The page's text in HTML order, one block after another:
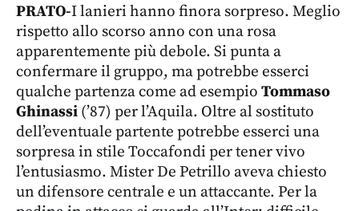
PRATO-I lanieri hanno finora sorpreso. Meglio
rispetto allo scorso anno con una rosa
apparentemente più debole. Si punta a
confermare il gruppo, ma potrebbe esserci
qualche partenza come ad esempio Tommaso
Ghinassi (’87) per l’Aquila. Oltre al sostituto
dell’eventuale partente potrebbe esserci una
sorpresa in stile Toccafondi per tener vivo
l’entusiasmo. Mister De Petrillo aveva chiesto
un difensore centrale e un attaccante. Per la